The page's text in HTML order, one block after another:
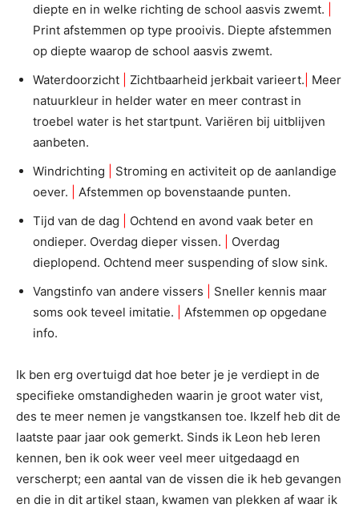
diepte en in welke richting de school aasvis zwemt.
Print afstemmen op type prooivis. Diepte afstemmen
op diepte waarop de school aasvis zwemt.
Waterdoorzicht
Zichtbaarheid jerkbait varieert. Meer
natuurkleur in helder water en meer contrast in
troebel water is het startpunt. Variëren bij uitblijven
aanbeten.
Windrichting
Stroming en activiteit op de aanlandige
oever.
Afstemmen op bovenstaande punten.
Tijd van de dag
Ochtend en avond vaak beter en
ondieper. Overdag dieper vissen.
Overdag
dieplopend. Ochtend meer suspending of slow sink.
Vangstinfo van andere vissers
Sneller kennis maar
soms ook teveel imitatie.
Afstemmen op opgedane
info.
Ik ben erg overtuigd dat hoe beter je je verdiept in de
specifieke omstandigheden waarin je groot water vist,
des te meer nemen je vangstkansen toe. Ikzelf heb dit de
laatste paar jaar ook gemerkt. Sinds ik Leon heb leren
kennen, ben ik ook weer veel meer uitgedaagd en
verscherpt; een aantal van de vissen die ik heb gevangen
en die in dit artikel staan, kwamen van plekken af waar ik